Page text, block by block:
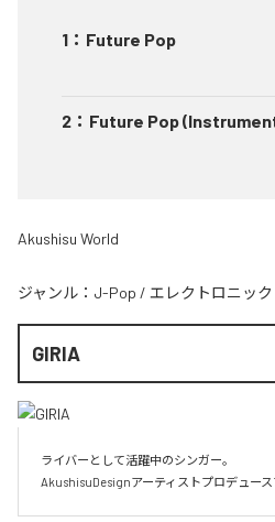
1 ： Future Pop
2 ： Future Pop
Akushisu World
ジャンル： J-Pop / エレクトロニック
GIRIA
ライバーとして活躍中のシンガー。
AkushisuDesignアーティストプロデュース